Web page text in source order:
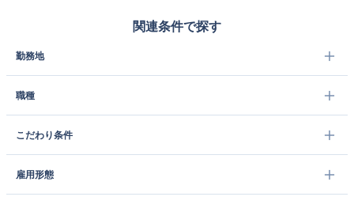
関連条件で探す
勤務地
職種
こだわり条件
雇用形態